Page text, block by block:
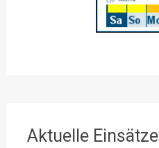
Aktuelle Einsätze